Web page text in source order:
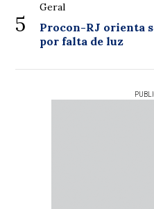
5
Geral
Procon-RJ orienta
por falta de luz